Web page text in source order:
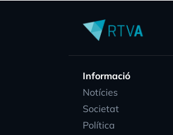
Informació
Notícies
Societat
Política